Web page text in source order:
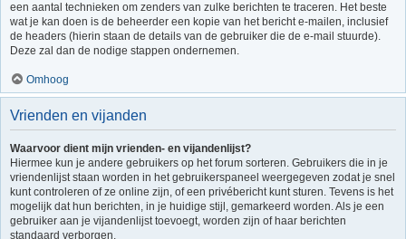
een aantal technieken om zenders van zulke berichten te traceren. Het beste
wat je kan doen is de beheerder een kopie van het bericht e-mailen, inclusief
de headers (hierin staan de details van de gebruiker die de e-mail stuurde).
Deze zal dan de nodige stappen ondernemen.
Omhoog
Vrienden en vijanden
Waarvoor dient mijn vrienden- en vijandenlijst?
Hiermee kun je andere gebruikers op het forum sorteren. Gebruikers die in je
vriendenlijst staan worden in het gebruikerspaneel weergegeven zodat je snel
kunt controleren of ze online zijn, of een privébericht kunt sturen. Tevens is het
mogelijk dat hun berichten, in je huidige stijl, gemarkeerd worden. Als je een
gebruiker aan je vijandenlijst toevoegt, worden zijn of haar berichten
standaard verborgen.